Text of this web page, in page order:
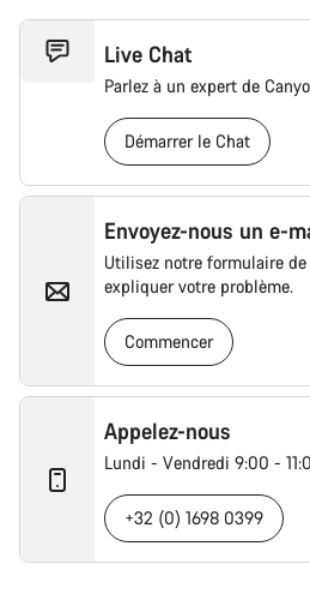
Live Chat
Parlez à un expert de
Démarrer le Chat
Envoyez-nous un e-
Utilisez notre formulaire
expliquer votre problème.
Commencer
Appelez-nous
Lundi - Vendredi 9:00 -
+32 (0) 1698 0399